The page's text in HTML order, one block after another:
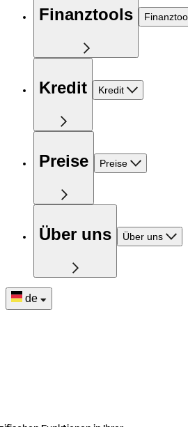
Finanztools
Kredit Kredit
Preise Preise
Über uns Über uns
de